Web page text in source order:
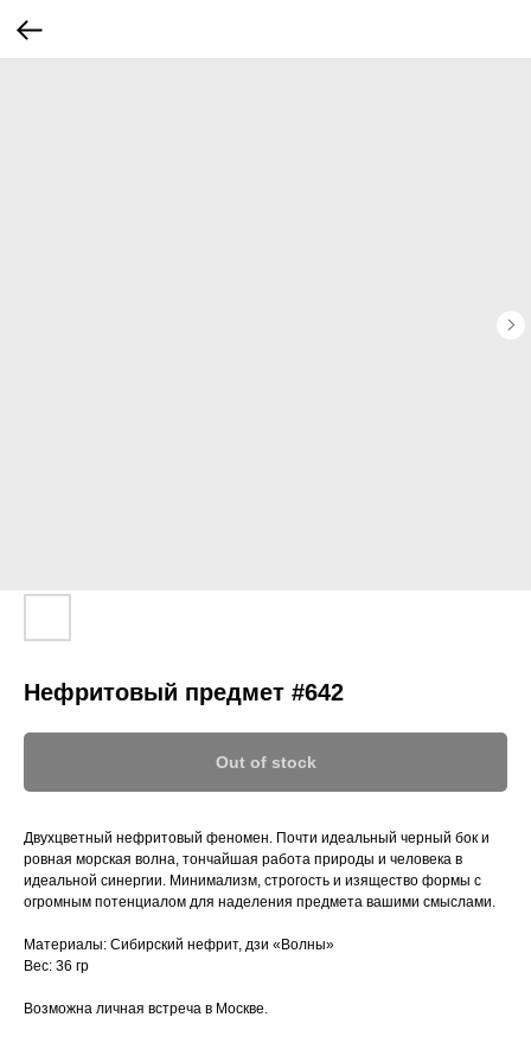
Нефритовый предмет #642
Out of stock
Двухцветный нефритовый феномен. Почти идеальный черный бок и
ровная морская волна, тончайшая работа природы и человека в
идеальной синергии. Минимализм, строгость и изящество формы с
огромным потенциалом для наделения предмета вашими смыслами.
Материалы: Сибирский нефрит, дзи «Волны»
Вес: 36 гр
Возможна личная встреча в Москве.